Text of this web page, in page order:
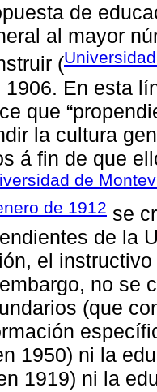
de
al mayor
(
1906. En esta
que
la cultura
á fin de que
de
de 1912 se
de la
el
no se
(que
1950) ni la
1919) ni la